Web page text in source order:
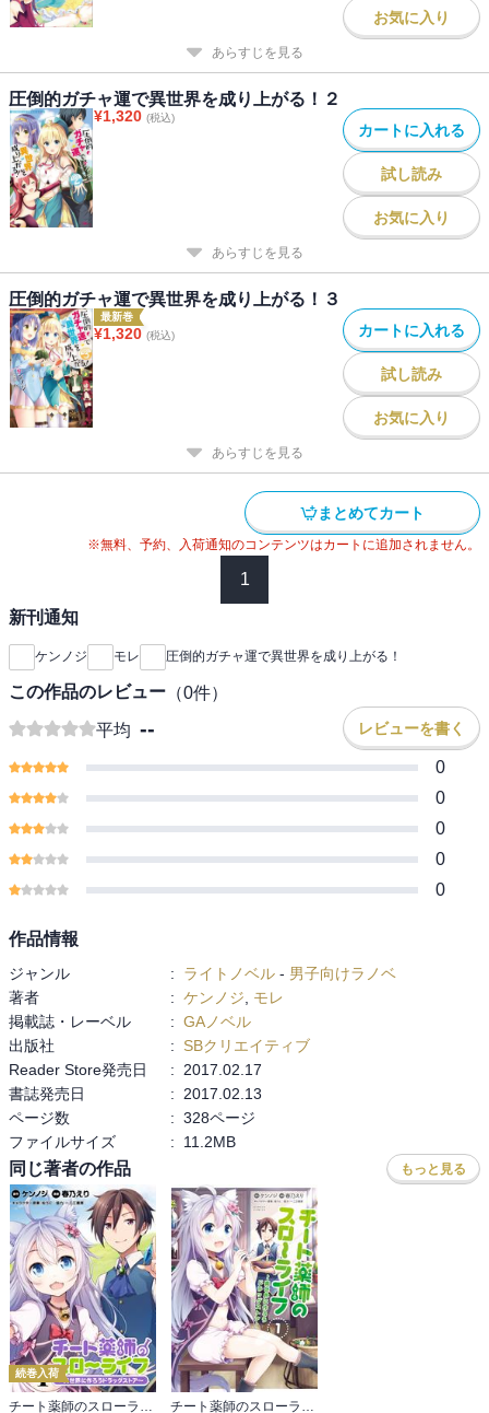
お気に入り
あらすじを見る
圧倒的ガチャ運で異世界を成り上がる！２
¥1,320 (税込)
カートに入れる
試し読み
お気に入り
あらすじを見る
圧倒的ガチャ運で異世界を成り上がる！３
最新巻
¥1,320 (税込) カートに入れる
試し読み
お気に入り
あらすじを見る
まとめてカート
※無料、予約、入荷通知のコンテンツはカートに追加されません。
1
新刊通知
ケンノジ モレ 圧倒的ガチャ運で異世界を成り上がる！
この作品のレビュー （0件）
平均 -- レビューを書く
0
0
0
0
0
作品情報
ジャンル : ライトノベル - 男子向けラノベ
著者
: ケンノジ
モレ
掲載誌・レーベル
: GAノベル
出版社
:
SBクリエイティブ
Reader Store発売日
:
2017.02.17
書誌発売日
:
2017.02.13
ページ数
: 328ページ
ファイルサイズ
: 11.2MB
同じ著者の作品 もっと見る
続巻入荷
チート薬師のスローライフ！！ 【連載版】 チート薬師のスローライフ